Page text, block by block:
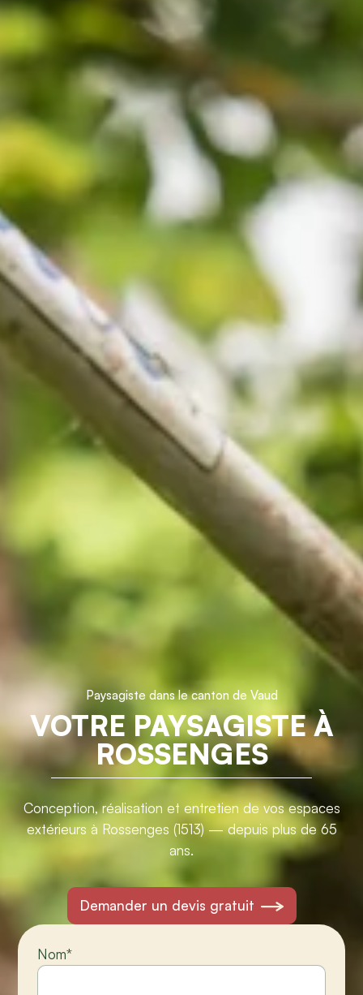
Paysagiste dans le canton de Vaud
VOTRE PAYSAGISTE À
ROSSENGES
Conception, réalisation et entretien de vos espaces
extérieurs à Rossenges (1513) — depuis plus de 65
ans.
Demander un devis gratuit
Nom*